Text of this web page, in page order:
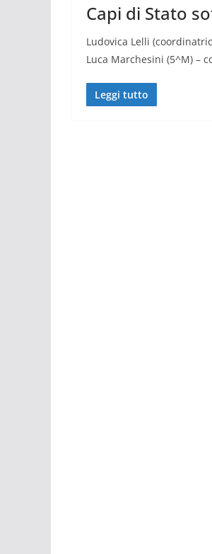
Capi di Stato
Ludovica Lelli
Luca Marchesini (5^M) –
Leggi tutto